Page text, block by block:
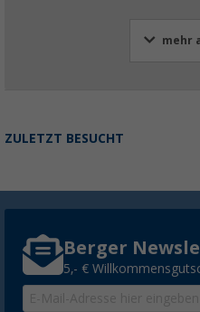
mehr
ZULETZT BESUCHT
Berger
5,- €